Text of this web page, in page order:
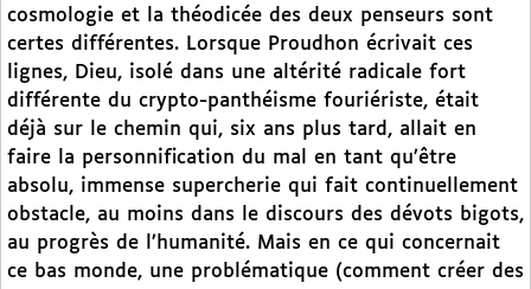
cosmologie et la théodicée des deux penseurs sont
certes différentes. Lorsque Proudhon écrivait ces
lignes, Dieu, isolé dans une altérité radicale fort
différente du crypto-panthéisme fouriériste, était
déjà sur le chemin qui, six ans plus tard, allait en
faire la personnification du mal en tant qu’être
absolu, immense supercherie qui fait continuellement
obstacle, au moins dans le discours des dévots bigots,
au progrès de l’humanité. Mais en ce qui concernait
ce bas monde, une problématique (comment créer des